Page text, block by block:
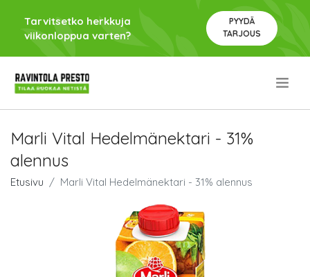
Tarvitsetko herkkuja
viikonloppua varten?
PYYDÄ
TARJOUS
Marli Vital Hedelmänektari - 31%
alennus
Etusivu Marli Vital Hedelmänektari - 31% alennus